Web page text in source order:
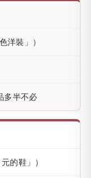
洋裝」）
多半不必
的鞋」）